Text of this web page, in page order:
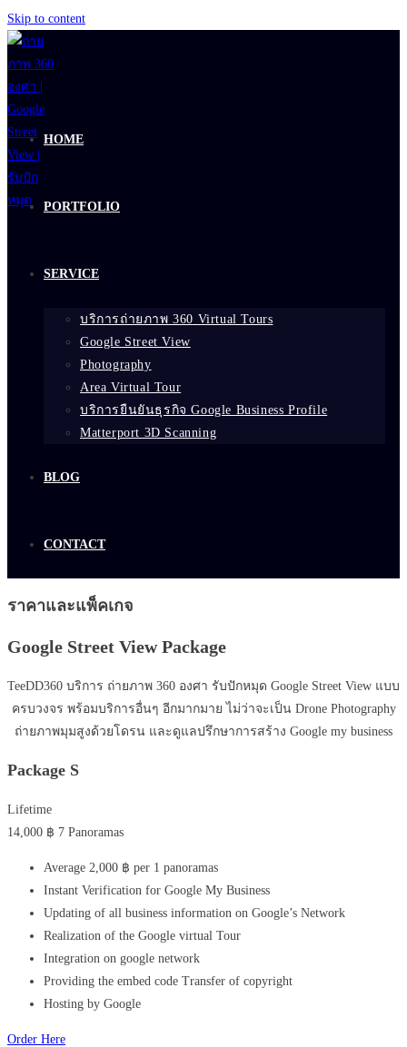
Skip to content
HOME
PORTFOLIO
SERVICE
บริการถ่ายภาพ 360 Virtual Tours
Google Street View
Photography
Area Virtual Tour
บริการยืนยันธุรกิจ Google Business Profile
Matterport 3D Scanning
BLOG
CONTACT
ราคาและแพ็คเกจ
Google Street View Package
TeeDD360 บริการ ถ่ายภาพ 360 องศา รับปักหมุด Google Street View แบบ
ครบวงจร พร้อมบริการอื่นๆ อีกมากมาย ไม่ว่าจะเป็น Drone Photography
ถ่ายภาพมุมสูงด้วยโดรน และดูแลปรึกษาการสร้าง Google my business
Package S
Lifetime
14,000 ฿ 7 Panoramas
Average 2,000 ฿ per 1 panoramas
Instant Verification for Google My Business
Updating of all business information on Google’s Network
Realization of the Google virtual Tour
Integration on google network
Providing the embed code Transfer of copyright
Hosting by Google
Order Here